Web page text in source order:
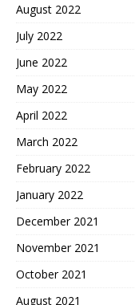
August 2022
July 2022
June 2022
May 2022
April 2022
March 2022
February 2022
January 2022
December 2021
November 2021
October 2021
August 2021